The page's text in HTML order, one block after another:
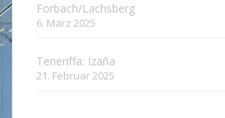
Forbach/Lachsberg
6. März 2025
Teneriffa: Izaña
21. Februar 2025